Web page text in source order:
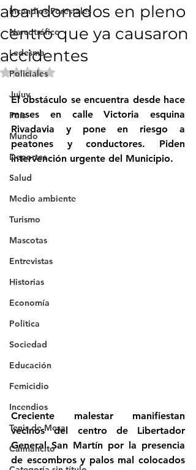
Incendios Forestales
Narcotráfico
Ledesma
Policiales
Jujuy
País
Mundo
Deportes
Salud
Medio ambiente
Turismo
Mascotas
Entrevistas
Historias
Economía
Politica
Sociedad
Educación
Femicidio
Incendios
Tenis de Mesa
Caimancito
abandonados en pleno
centro que ya causaron
accidentes
Obtuvo NaN de 5 estrellas.
El obstáculo se encuentra desde hace
meses en calle Victoria esquina
Rivadavia y pone en riesgo a
peatones y conductores. Piden
intervención urgente del Municipio.
Creciente malestar manifiestan
vecinos del centro de Libertador
General San Martín por la presencia
de escombros y palos mal colocados